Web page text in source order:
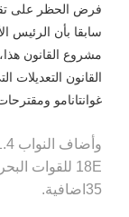
فرض الحظر على
سابقا بأن الرئيس
مشروع القانون
القانون التعديلات
غوانتانامو
وأضاف النواب 1.4 مليار $
18E للقوات
35 اضافية.